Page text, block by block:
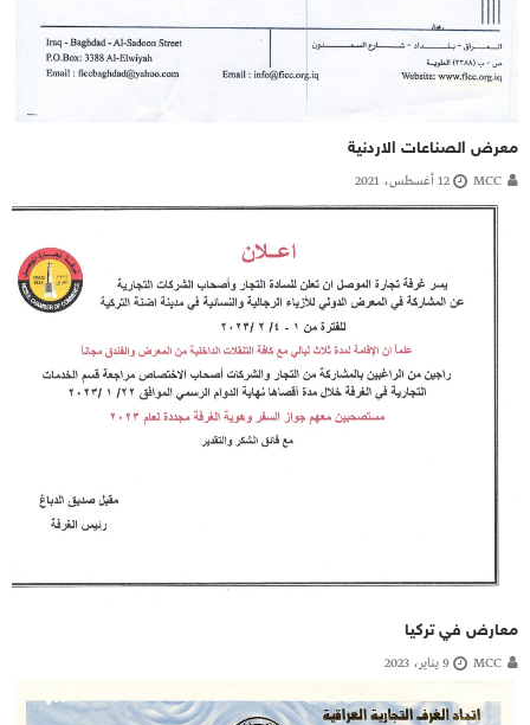
معرض الصناعات الاردنية
MCC 12 أغسطس، 2021
معارض في تركيا
MCC 9 يناير، 2023